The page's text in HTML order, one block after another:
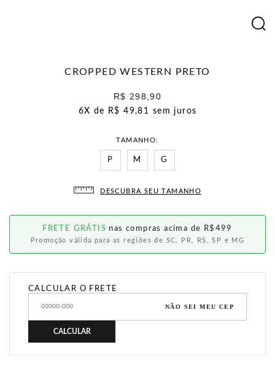
CROPPED WESTERN PRETO
R$ 298,90
6X de R$ 49,81 sem juros
TAMANHO
P M G
DESCUBRA SEU TAMANHO
FRETE GRÁTIS nas compras acima de R$499
Promoção válida para as regiões de SC, PR, RS, SP e MG
CALCULAR O FRETE
NÃO SEI MEU CEP
CALCULAR